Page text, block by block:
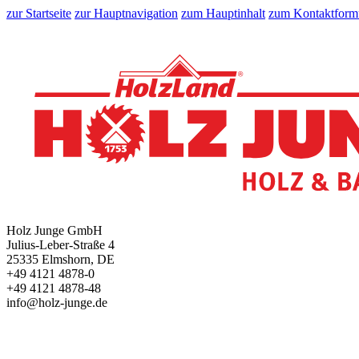
zur Startseite zur Hauptnavigation zum Hauptinhalt zum
Holz Junge GmbH
Julius-Leber-Straße 4
25335 Elmshorn, DE
+49 4121 4878-0
+49 4121 4878-48
info@holz-junge.de